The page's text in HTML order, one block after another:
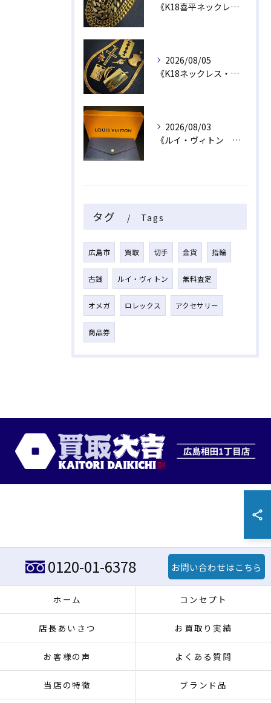
《K18喜平ネックレス・ブレスレット》
2026/08/05
《K18ネックレス・トップ》
2026/08/03
《ルイ・ヴィトン 長財布》
タグ Tags
広島市 買取 切手 金貨 指輪
古銭 ルイ・ヴィトン 無料査定
オメガ ロレックス アクセサリー
商品券
0120-01-6378 お問い合わせはこちら
ホーム コンセプト
店長あいさつ お買取り実績
お客様の声 よくある質問
当店の特徴 ブランド品